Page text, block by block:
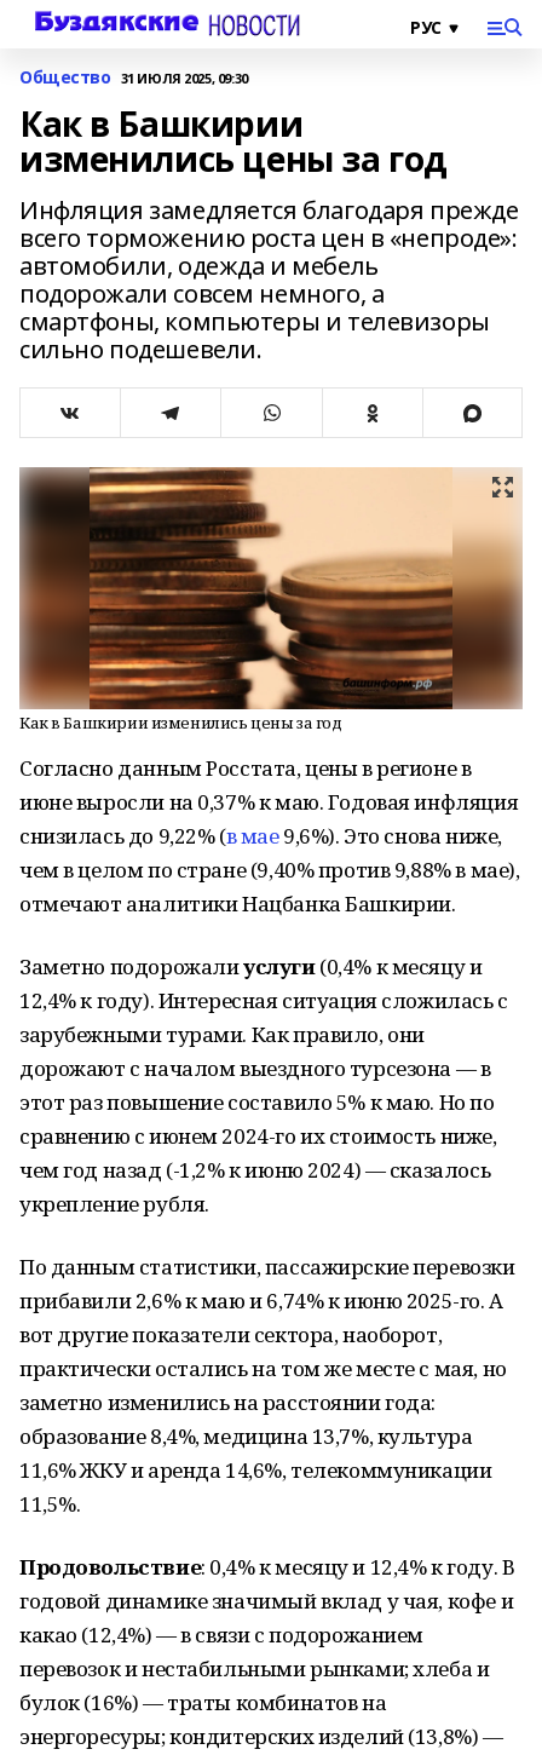
Общество 31 ИЮЛЯ 2025, 09:30
Как в Башкирии
изменились цены за год
Инфляция замедляется благодаря прежде
всего торможению роста цен в «непроде»:
автомобили, одежда и мебель
подорожали совсем немного, а
смартфоны, компьютеры и телевизоры
сильно подешевели.
Как в Башкирии изменились цены за год
Согласно данным Росстата, цены в регионе в
июне выросли на 0,37% к маю. Годовая инфляция
снизилась до 9,22% (в мае9,6%). Это снова ниже,
чем в целом по стране (9,40% против 9,88% в мае),
отмечают аналитики Нацбанка Башкирии.
Заметно подорожалиуслуги(0,4% к месяцу и
12,4% к году). Интересная ситуация сложилась с
зарубежными турами. Как правило, они
дорожают с началом выездного турсезона — в
этот раз повышение составило 5% к маю. Но по
сравнению с июнем 2024-го их стоимость ниже,
чем год назад (-1,2% к июню 2024) — сказалось
укрепление рубля.
По данным статистики, пассажирские перевозки
прибавили 2,6% к маю и 6,74% к июню 2025-го. А
вот другие показатели сектора, наоборот,
практически остались на том же месте с мая, но
заметно изменились на расстоянии года:
образование 8,4%, медицина 13,7%, культура
11,6% ЖКУ и аренда 14,6%, телекоммуникации
11,5%.
Продовольствие: 0,4% к месяцу и 12,4% к году. В
годовой динамике значимый вклад у чая, кофе и
какао (12,4%) — в связи с подорожанием
перевозок и нестабильными рынками; хлеба и
булок (16%) — траты комбинатов на
энергоресуры; кондитерских изделий (13,8%) —